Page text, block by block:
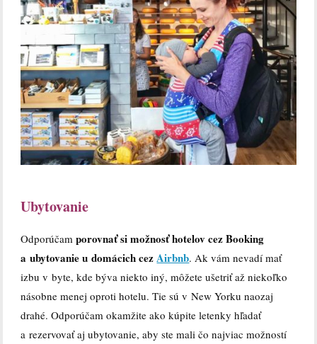
Ubytovanie
Odporúčamporovnať si možnosť hotelov cez Booking
a ubytovanie u domácich cezAirbnb. Ak vám nevadí mať
izbu v byte, kde býva niekto iný, môžete ušetriť až niekoľko
násobne menej oproti hotelu. Tie sú v New Yorku naozaj
drahé. Odporúčam okamžite ako kúpite letenky hľadať
a rezervovať aj ubytovanie, aby ste mali čo najviac možností